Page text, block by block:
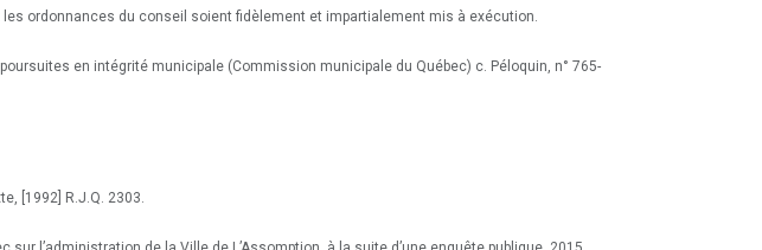
ordonnances du conseil soient fidèlement et impartialement mis à exécution.
en intégrité municipale (Commission municipale du Québec) c. Péloquin, n° 765-
[1992] R.J.Q. 2303.